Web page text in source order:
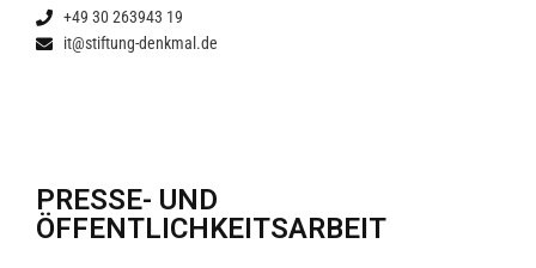
+49 30 263943 19
it@stiftung-denkmal.de
PRESSE- UND
ÖFFENTLICHKEITSARBEIT